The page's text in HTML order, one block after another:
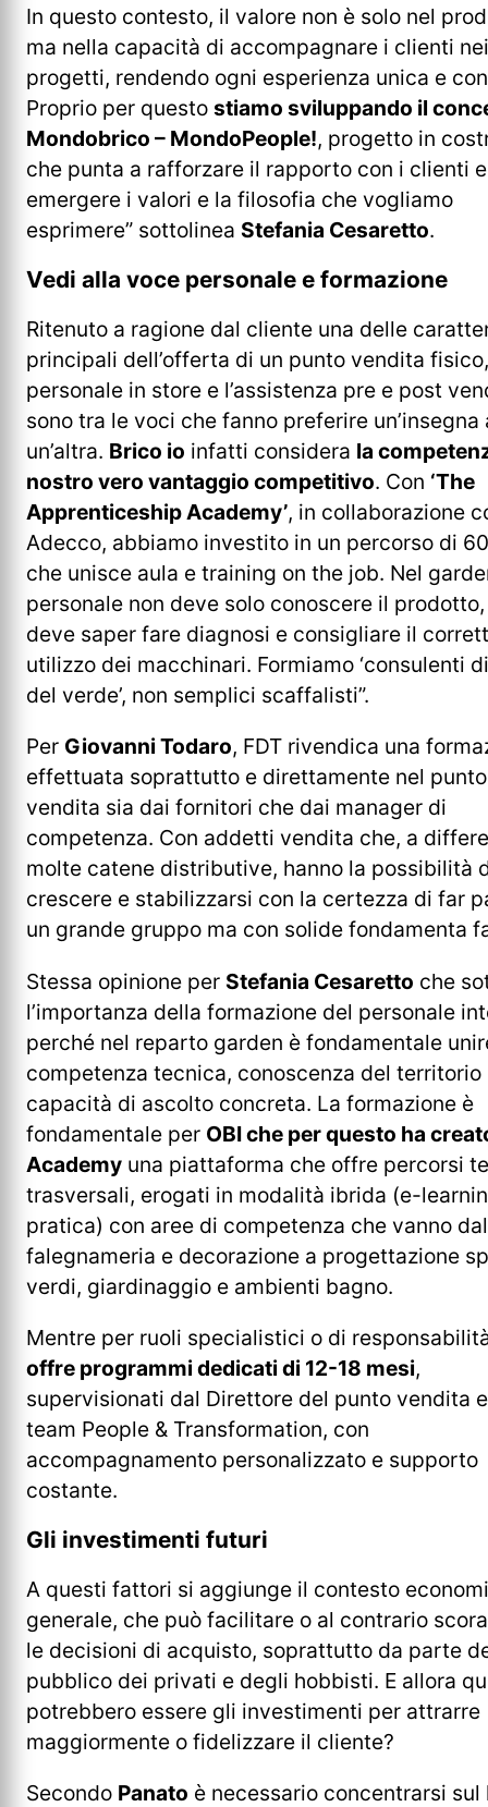
In questo contesto, il valore non è solo nel
ma nella capacità di accompagnare i clienti
progetti, rendendo ogni esperienza unica e
Proprio per questo stiamo sviluppando il
Mondobrico – MondoPeople!, progetto in
che punta a rafforzare il rapporto con i clienti
emergere i valori e la filosofia che vogliamo
esprimere” sottolinea Stefania Cesaretto.
Vedi alla voce personale e formazione
Ritenuto a ragione dal cliente una delle
principali dell’offerta di un punto vendita
personale in store e l’assistenza pre e post
sono tra le voci che fanno preferire un’insegna
un’altra. Brico io infatti considera la
nostro vero vantaggio competitivo. Con ‘The
Apprenticeship Academy’, in collaborazione
Adecco, abbiamo investito in un percorso di
che unisce aula e training on the job. Nel
personale non deve solo conoscere il
deve saper fare diagnosi e consigliare il
utilizzo dei macchinari. Formiamo ‘consulenti
del verde’, non semplici scaffalisti”.
Per Giovanni Todaro, FDT rivendica una
effettuata soprattutto e direttamente nel punto
vendita sia dai fornitori che dai manager di
competenza. Con addetti vendita che, a
molte catene distributive, hanno la possibilità
crescere e stabilizzarsi con la certezza di far
un grande gruppo ma con solide fondamenta
Stessa opinione per Stefania Cesaretto che
l’importanza della formazione del personale
perché nel reparto garden è fondamentale
competenza tecnica, conoscenza del territorio
capacità di ascolto concreta. La formazione è
fondamentale per OBI che per questo ha
Academy una piattaforma che offre percorsi
trasversali, erogati in modalità ibrida (e-
pratica) con aree di competenza che vanno
falegnameria e decorazione a progettazione
verdi, giardinaggio e ambienti bagno.
Mentre per ruoli specialistici o di
offre programmi dedicati di 12-18 mesi,
supervisionati dal Direttore del punto vendita
team People & Transformation, con
accompagnamento personalizzato e supporto
costante.
Gli investimenti futuri
A questi fattori si aggiunge il contesto
generale, che può facilitare o al contrario
le decisioni di acquisto, soprattutto da parte
pubblico dei privati e degli hobbisti. E allora
potrebbero essere gli investimenti per attrarre
maggiormente o fidelizzare il cliente?
Secondo Panato è necessario concentrarsi sul